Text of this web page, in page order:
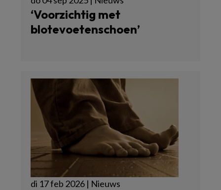
‘Voorzichtig met
blotevoetenschoen’
di 17 feb 2026 | Nieuws